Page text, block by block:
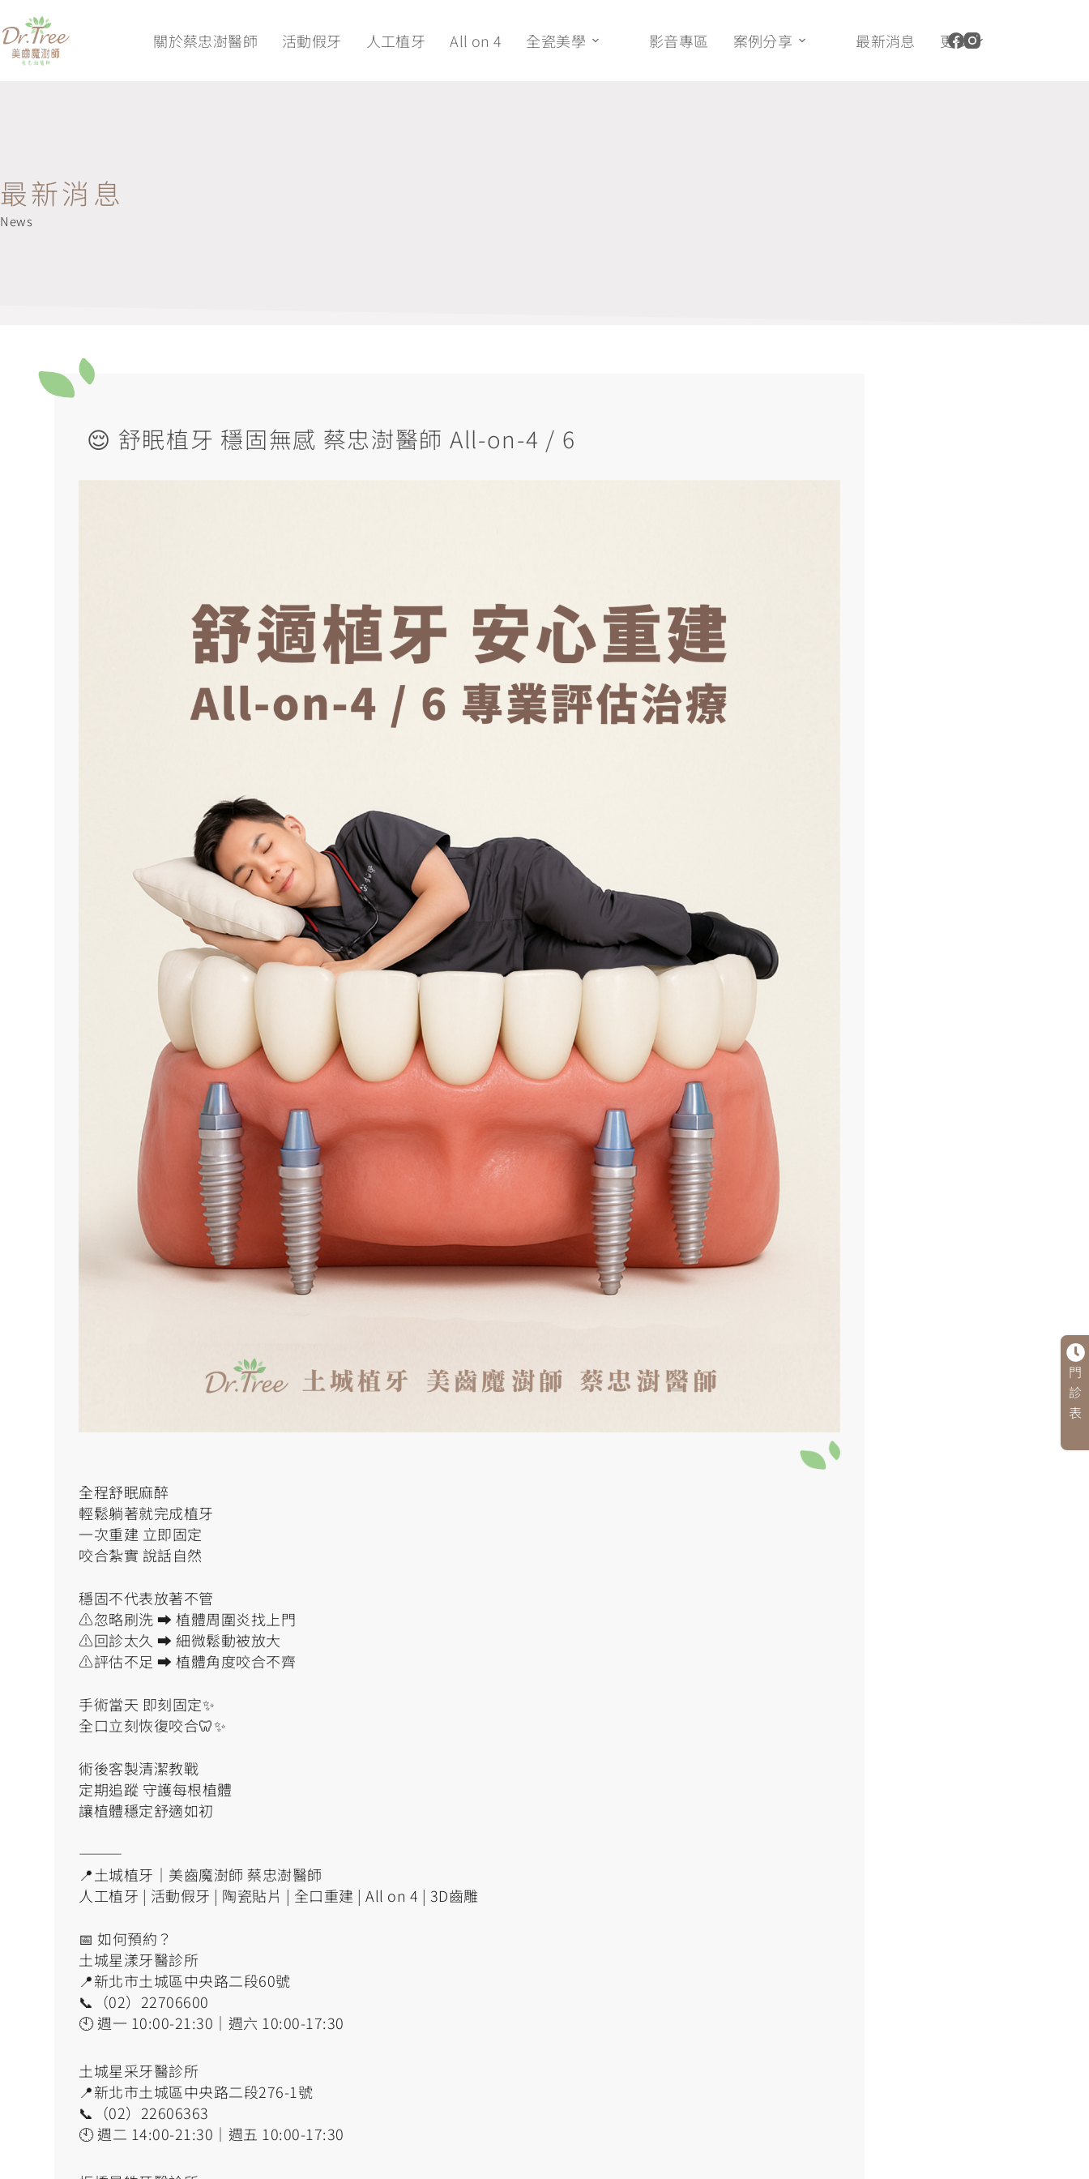
關於蔡忠澍醫師 活動假牙 人工植牙 All on 4 全瓷美學 影音專區 案例分享 最新消息 更多
最新消息
News
😌 舒眠植牙 穩固無感 蔡忠澍醫師 All-on-4 / 6
全程舒眠麻醉
輕鬆躺著就完成植牙
一次重建 立即固定
咬合紮實 說話自然
穩固不代表放著不管
⚠️忽略刷洗 ➡️ 植體周圍炎找上門
⚠️回診太久 ➡️ 細微鬆動被放大
⚠️評估不足 ➡️ 植體角度咬合不齊
手術當天 即刻固定✨
全口立刻恢復咬合🦷✨
術後客製清潔教戰
定期追蹤 守護每根植體
讓植體穩定舒適如初
———
📍土城植牙｜美齒魔澍師 蔡忠澍醫師
人工植牙 | 活動假牙 | 陶瓷貼片 | 全口重建 | All on 4 | 3D齒雕
📅 如何預約？
土城星漾牙醫診所
📍新北市土城區中央路二段60號
📞（02）22706600
🕙 週一 10:00-21:30｜週六 10:00-17:30
土城星采牙醫診所
📍新北市土城區中央路二段276-1號
📞（02）22606363
🕙 週二 14:00-21:30｜週五 10:00-17:30
門
診
表